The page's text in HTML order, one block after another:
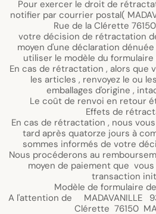
Pour exercer le droit de
notifier par courrier postal(
Rue de la Clérette
votre décision de rétractation
moyen d'une déclaration
utiliser le modèle du
En cas de rétractation , alors que
les articles , renvoyez le ou
emballages d'origine ,
Le coût de renvoi en retour
Effets de
En cas de rétractation , nous
tard après quatorze jours à
sommes informés de votre
Nous procéderons au
moyen de paiement que
transaction
Modèle de formulaire
A l'attention de MADAVANILLE
Clérette 76150